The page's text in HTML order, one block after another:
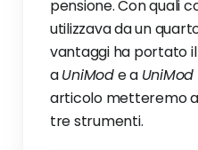
pensione. Con quali
utilizzava da un
vantaggi ha portato
aUniMode a
articolo metteremo
tre strumenti.